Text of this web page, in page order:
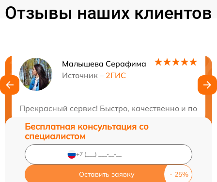
Отзывы наших клиентов
Малышева Серафима
Источник – 2ГИС
Прекрасный сервис! Быстро, качественно и по
Нужна консультация?
Бесплатная консультация со
специалистом
Оставить заявку